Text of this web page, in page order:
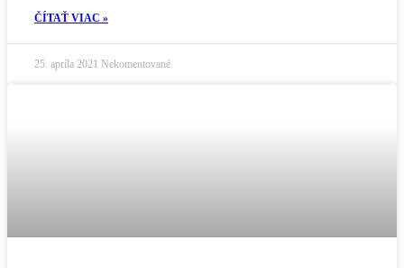
ČÍTAŤ VIAC »
25. apríla 2021 Nekomentované